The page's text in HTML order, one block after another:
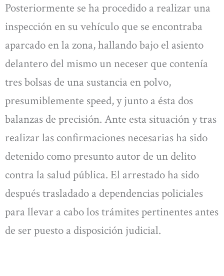
Posteriormente se ha procedido a realizar una
inspección en su vehículo que se encontraba
aparcado en la zona, hallando bajo el asiento
delantero del mismo un neceser que contenía
tres bolsas de una sustancia en polvo,
presumiblemente speed, y junto a ésta dos
balanzas de precisión. Ante esta situación y tras
realizar las confirmaciones necesarias ha sido
detenido como presunto autor de un delito
contra la salud pública. El arrestado ha sido
después trasladado a dependencias policiales
para llevar a cabo los trámites pertinentes antes
de ser puesto a disposición judicial.